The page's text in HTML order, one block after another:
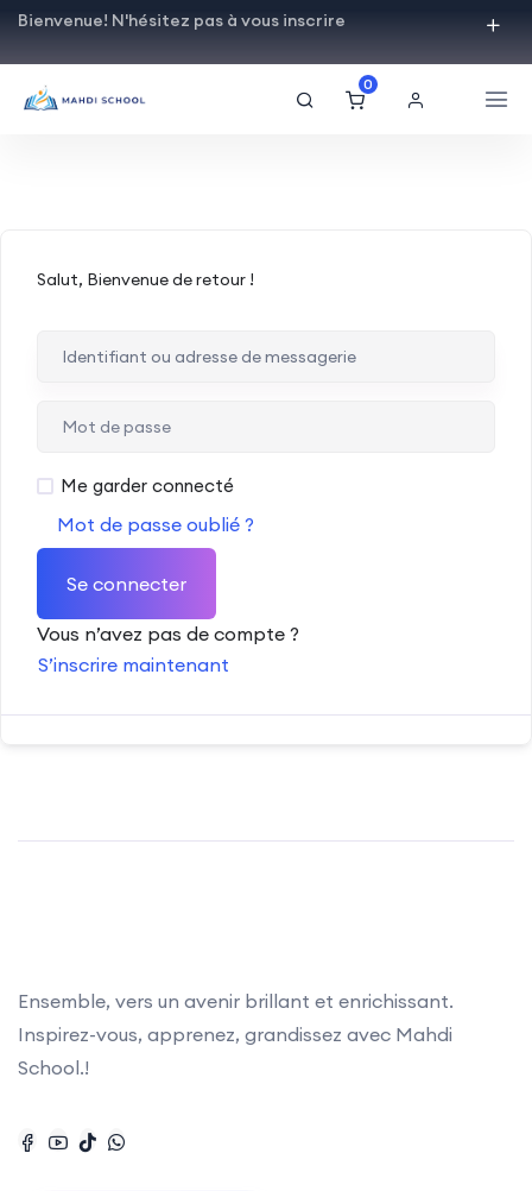
Bienvenue! N'hésitez pas à vous inscrire
0
Salut, Bienvenue de retour !
Me garder connecté
Mot de passe oublié ?
Se connecter
Vous n’avez pas de compte ?
S’inscrire maintenant
Ensemble, vers un avenir brillant et enrichissant.
Inspirez-vous, apprenez, grandissez avec Mahdi
School.!